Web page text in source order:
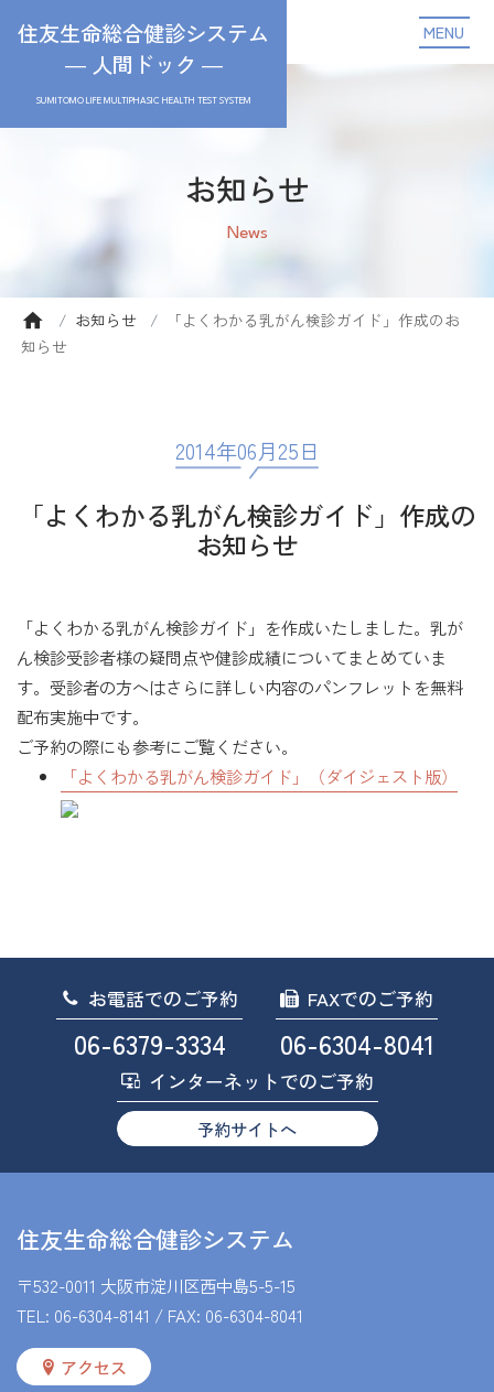
MENU
住友生命総合健診システム
― 人間ドック ―
SUMITOMO LIFE MULTIPHASIC HEALTH TEST SYSTEM
お知らせ
News
お知らせ
「よくわかる乳がん検診ガイド」作成のお
知らせ
2014年06月25日
「よくわかる乳がん検診ガイド」作成の
お知らせ
「よくわかる乳がん検診ガイド」を作成いたしました。乳が
ん検診受診者様の疑問点や健診成績についてまとめていま
す。受診者の方へはさらに詳しい内容のパンフレットを無料
配布実施中です。
ご予約の際にも参考にご覧ください。
「よくわかる乳がん検診ガイド」（ダイジェスト版）
お電話でのご予約
06-6379-3334
FAXでのご予約
06-6304-8041
インターネットでのご予約
予約サイトへ
住友生命総合健診システム
〒532-0011 大阪市淀川区西中島5-5-15
TEL: 06-6304-8141 / FAX: 06-6304-8041
アクセス